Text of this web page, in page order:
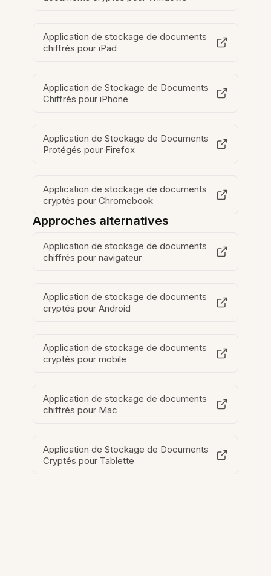
Application de stockage de documents
chiffrés pour iPad
Application de Stockage de Documents
Chiffrés pour iPhone
Application de Stockage de Documents
Protégés pour Firefox
Application de stockage de documents
cryptés pour Chromebook
Approches alternatives
Application de stockage de documents
chiffrés pour navigateur
Application de stockage de documents
cryptés pour Android
Application de stockage de documents
cryptés pour mobile
Application de stockage de documents
chiffrés pour Mac
Application de Stockage de Documents
Cryptés pour Tablette